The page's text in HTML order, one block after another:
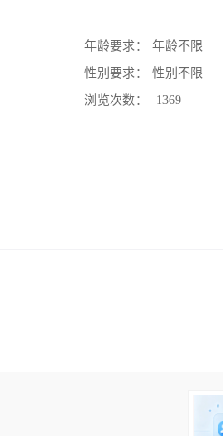
年龄要求：
年龄不限
性别要求：
性别不限
浏览次数：
1369